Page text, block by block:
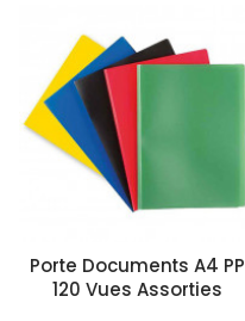
Porte Documents A4 PP
120 Vues Assorties